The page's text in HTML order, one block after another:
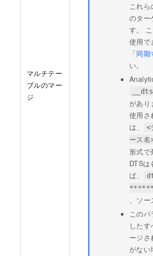
マルチテー
ブルのマー
ジ
これ
のター
す。
使用で
「同期
い。
があ
使用さ
は、
<
ース
形式で
DTS
ば、
、ソ
この
した
ージ
がな